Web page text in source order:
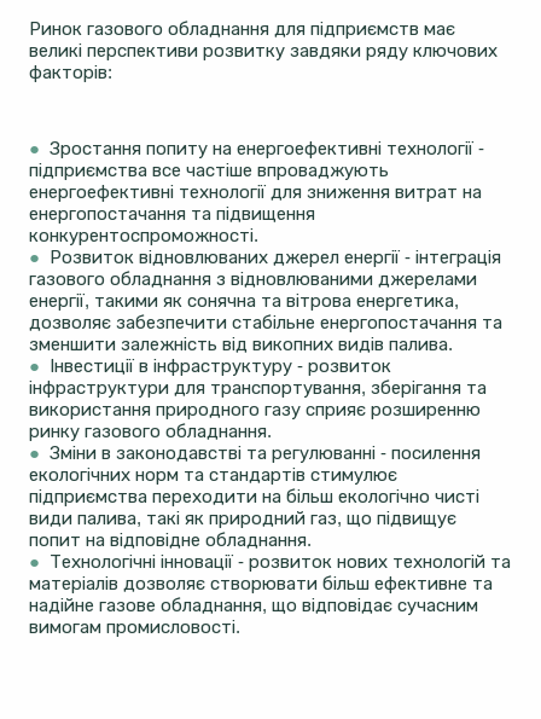
Ринок газового обладнання для підприємств має
великі перспективи розвитку завдяки ряду ключових
факторів:
● Зростання попиту на енергоефективні технології -
підприємства все частіше впроваджують
енергоефективні технології для зниження витрат на
енергопостачання та підвищення
конкурентоспроможності.
● Розвиток відновлюваних джерел енергії - інтеграція
газового обладнання з відновлюваними джерелами
енергії, такими як сонячна та вітрова енергетика,
дозволяє забезпечити стабільне енергопостачання та
зменшити залежність від викопних видів палива.
● Інвестиції в інфраструктуру - розвиток
інфраструктури для транспортування, зберігання та
використання природного газу сприяє розширенню
ринку газового обладнання.
● Зміни в законодавстві та регулюванні - посилення
екологічних норм та стандартів стимулює
підприємства переходити на більш екологічно чисті
види палива, такі як природний газ, що підвищує
попит на відповідне обладнання.
● Технологічні інновації - розвиток нових технологій та
матеріалів дозволяє створювати більш ефективне та
надійне газове обладнання, що відповідає сучасним
вимогам промисловості.